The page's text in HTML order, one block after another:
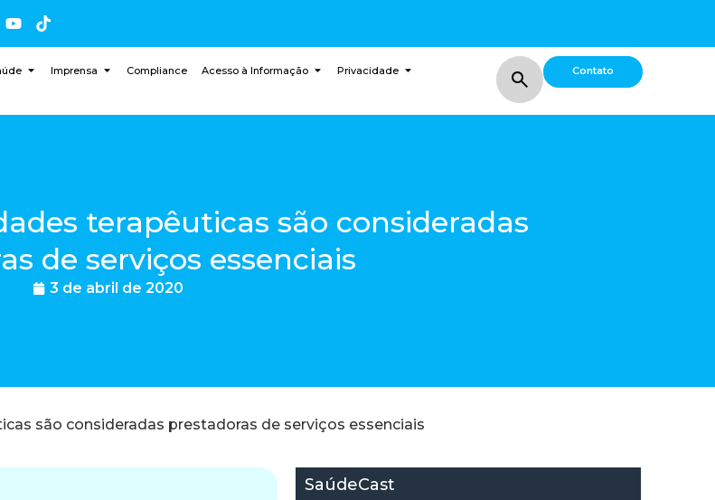
Imprensa Compliance Acesso à Informação Privacidade Contato
terapêuticas são consideradas
de serviços essenciais
3 de abril de 2020
são consideradas prestadoras de serviços essenciais
SaúdeCast